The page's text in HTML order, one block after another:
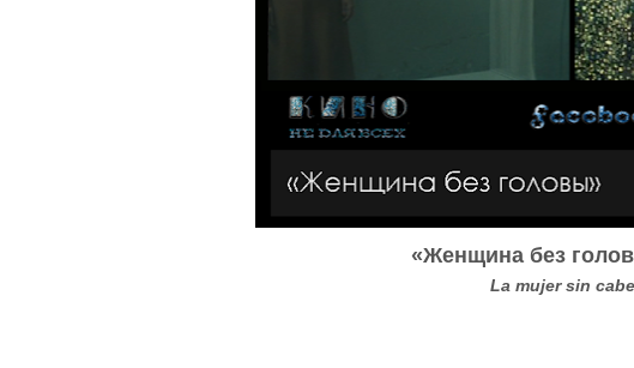
«Женщина без
La mujer sin